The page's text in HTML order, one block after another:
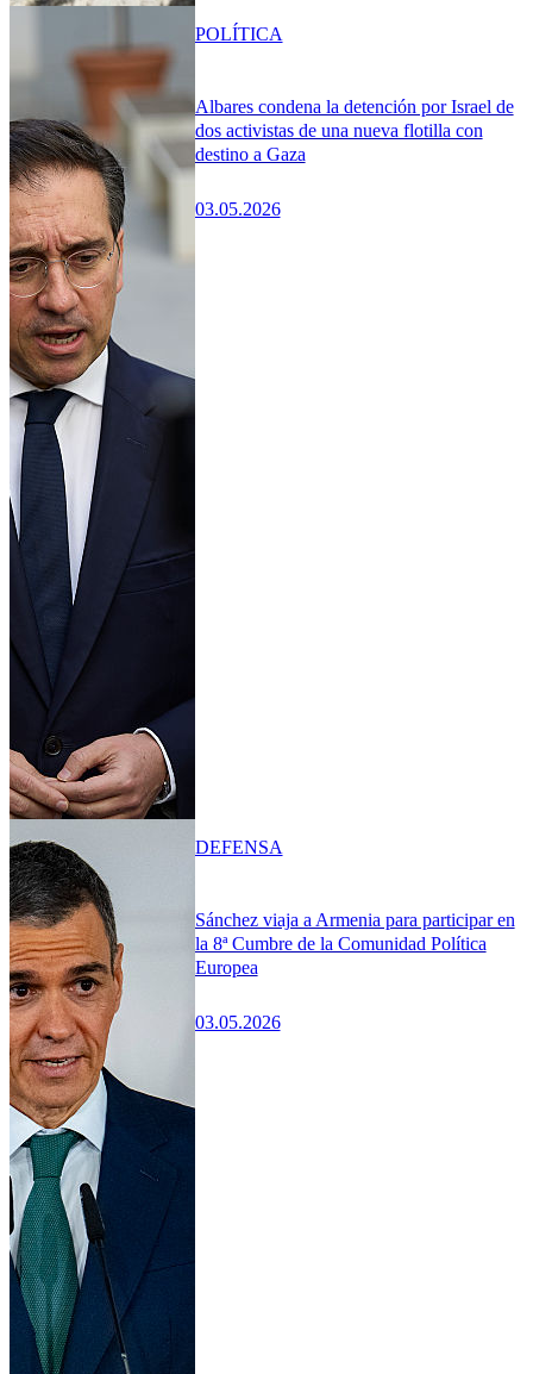
Albares condena la detención por Israel de
dos activistas de una nueva flotilla con
destino a Gaza
03.05.2026
POLÍTICA
Sánchez viaja a Armenia para participar en
la 8ª Cumbre de la Comunidad Política
Europea
03.05.2026
DEFENSA